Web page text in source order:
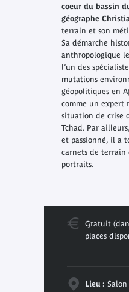
coeur du bassin
géographe
terrain et son
Sa démarche
anthropologique
l’un des
mutations
géopolitiques en
comme un expert
situation de crise
Tchad. Par
et passionné, il a
carnets de terrain
portraits.
Gratuit
places
Lieu :